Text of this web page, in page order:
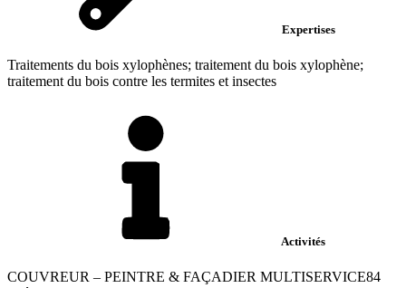
Expertises
Traitements du bois xylophènes; traitement du bois xylophène;
traitement du bois contre les termites et insectes
Activités
COUVREUR – PEINTRE & FAÇADIER MULTISERVICE84